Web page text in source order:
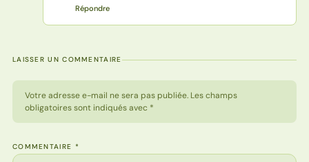
Répondre
LAISSER UN COMMENTAIRE
Votre adresse e-mail ne sera pas publiée. Les champs
obligatoires sont indiqués avec *
COMMENTAIRE *